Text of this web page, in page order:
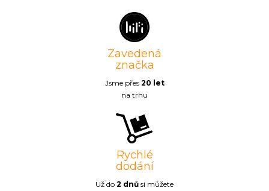
Zavedená
značka
Jsme přes 20 let
na trhu
Rychlé
dodání
Už do 2 dnů si můžete